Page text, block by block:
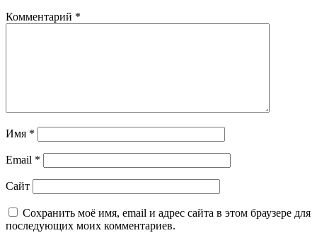
Комментарий *
Имя *
Email *
Сайт
Сохранить моё имя, email и адрес сайта в этом браузере для
последующих моих комментариев.